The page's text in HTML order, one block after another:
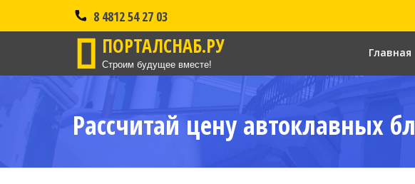
8 4812 54 27 03
ПОРТАЛСНАБ.РУ
Строим будущее вместе!
Главная
Рассчитай цену автоклавных